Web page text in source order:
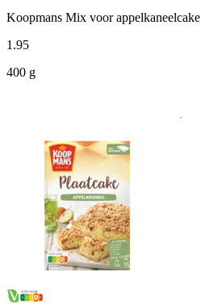
Koopmans Mix voor appelkaneelcake
1 .95
400 g